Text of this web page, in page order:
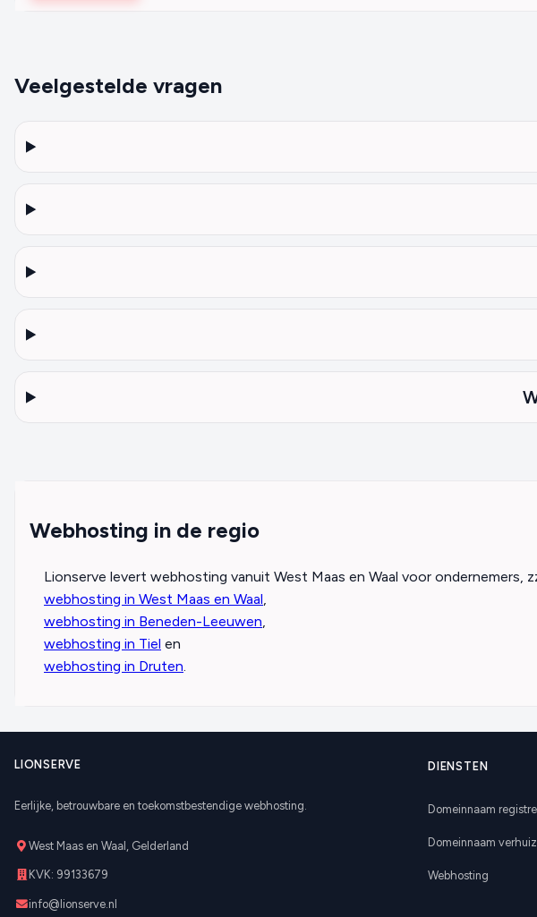
Veelgestelde vragen
Webhosting in de regio
Lionserve levert webhosting vanuit West Maas en Waal voor ondernemers,
webhosting in West Maas en Waal,
webhosting in Beneden-Leeuwen,
webhosting in Tiel en
webhosting in Druten.
LIONSERVE
Eerlijke, betrouwbare en toekomstbestendige webhosting.
West Maas en Waal, Gelderland
KVK: 99133679
info@lionserve.nl
DIENSTEN
Domeinnaam
Domeinnaam
Webhosting